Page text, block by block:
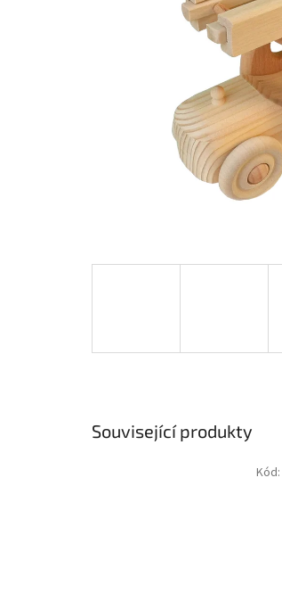
Související produkty
Kód: